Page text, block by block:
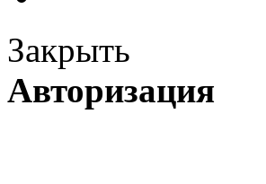
Закрыть
Авторизация